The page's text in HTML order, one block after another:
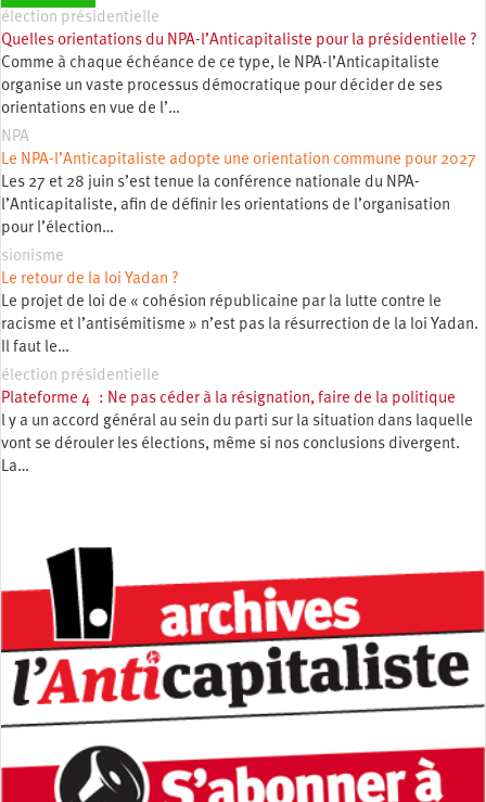
élection présidentielle
Quelles orientations du NPA-l’Anticapitaliste pour la présidentielle ?
Comme à chaque échéance de ce type, le NPA-l’Anticapitaliste
organise un vaste processus démocratique pour décider de ses
orientations en vue de l’…
NPA
Le NPA-l’Anticapitaliste adopte une orientation commune pour 2027
Les 27 et 28 juin s’est tenue la conférence nationale du NPA-
l’Anticapitaliste, afin de définir les orientations de l’organisation
pour l’élection…
sionisme
Le retour de la loi Yadan ?
Le projet de loi de « cohésion républicaine par la lutte contre le
racisme et l’antisémitisme » n’est pas la résurrection de la loi Yadan.
Il faut le…
élection présidentielle
Plateforme 4 : Ne pas céder à la résignation, faire de la politique
l y a un accord général au sein du parti sur la situation dans laquelle
vont se dérouler les élections, même si nos conclusions divergent.
La…